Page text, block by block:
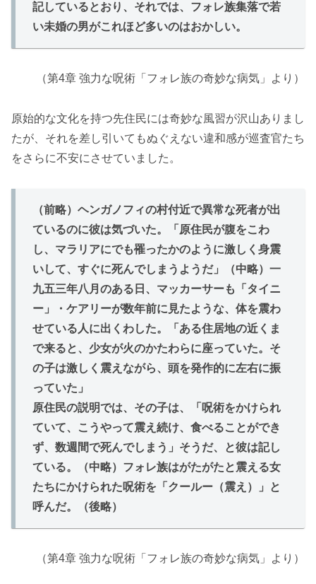
記しているとおり、それでは、フォレ族集落で若
い未婚の男がこれほど多いのはおかしい。
（第4章 強力な呪術「フォレ族の奇妙な病気」より）
原始的な文化を持つ先住民には奇妙な風習が沢山ありまし
たが、それを差し引いてもぬぐえない違和感が巡査官たち
をさらに不安にさせていました。
（前略）ヘンガノフィの村付近で異常な死者が出
ているのに彼は気づいた。「原住民が腹をこわ
し、マラリアにでも罹ったかのように激しく身震
いして、すぐに死んでしまうようだ」（中略）一
九五三年八月のある日、マッカーサーも「タイニ
ー」・ケアリーが数年前に見たような、体を震わ
せている人に出くわした。「ある住居地の近くま
で来ると、少女が火のかたわらに座っていた。そ
の子は激しく震えながら、頭を発作的に左右に振
っていた」
原住民の説明では、その子は、「呪術をかけられ
ていて、こうやって震え続け、食べることができ
ず、数週間で死んでしまう」そうだ、と彼は記し
ている。（中略）フォレ族はがたがたと震える女
たちにかけられた呪術を「クールー（震え）」と
呼んだ。（後略）
（第4章 強力な呪術「フォレ族の奇妙な病気」より）